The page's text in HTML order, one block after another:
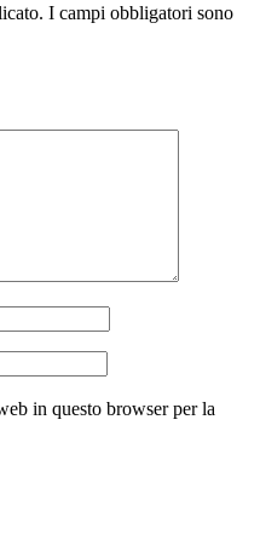
I campi obbligatori sono
in questo browser per la